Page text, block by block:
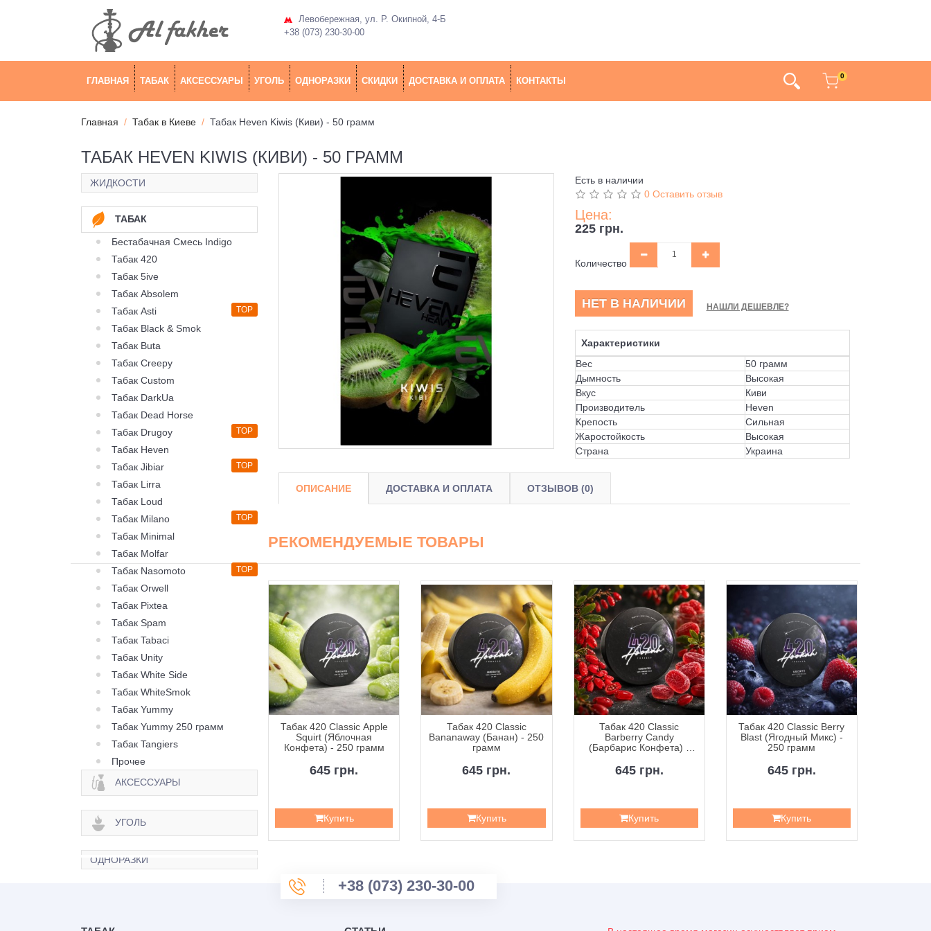
Левобережная, ул. Р. Окипной, 4-Б
+38 (073) 230-30-00
ГЛАВНАЯ ТАБАК АКСЕССУАРЫ УГОЛЬ ОДНОРАЗКИ СКИДКИ ДОСТАВКА И ОПЛАТА КОНТАКТЫ 0
Главная Табак в Киеве Табак Heven Kiwis (Киви) - 50 грамм
ТАБАК HEVEN KIWIS (КИВИ) - 50 ГРАММ
ЖИДКОСТИ
ТАБАК
Бестабачная Смесь Indigo
Табак 420
Табак 5ive
Табак Absolem
Табак Asti
TOP
Табак Black & Smok
Табак Buta
Табак Creepy
Табак Custom
Табак DarkUa
Табак Dead Horse
Табак Drugoy
TOP
Табак Heven
Табак Jibiar
TOP
Табак Lirra
Табак Loud
Табак Milano
TOP
Табак Minimal
Табак Molfar
Табак Nasomoto
TOP
Табак Orwell
Табак Pixtea
Табак Spam
Табак Tabaci
Табак Unity
Табак White Side
Табак WhiteSmok
Табак Yummy
Табак Yummy 250 грамм
Табак Tangiers
Прочее
АКСЕССУАРЫ
УГОЛЬ
ОДНОРАЗКИ
Есть в наличии
0 Оставить отзыв
Цена:
225 грн.
Количество
НЕТ В НАЛИЧИИ НАШЛИ ДЕШЕВЛЕ?
Характеристики
Вес
50 грамм
Дымность
Высокая
Вкус
Киви
Производитель
Heven
Крепость
Сильная
Жаростойкость
Высокая
Страна
Украина
ОПИСАНИЕ ДОСТАВКА И ОПЛАТА ОТЗЫВОВ (0)
РЕКОМЕНДУЕМЫЕ ТОВАРЫ
Табак 420 Classic Frost
Зен) - 100 грамм
335 грн.
Табак 420 Classic Apple
Squirt (Яблочная
Конфета) - 250 грамм
645 грн.
Купить
Табак 420 Classic
Bananaway (Банан) - 250
грамм
645 грн.
Купить
Табак 420 Classic
Barberry Candy
(Барбарис Конфета) -
645 грн.
Купить
Табак 420 Classic Berry
Blast (Ягодный Микс) -
250 грамм
645 грн.
Купить
+38 (073) 230-30-00